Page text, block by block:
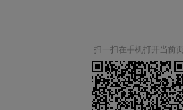
扫一扫在手机打开当前页